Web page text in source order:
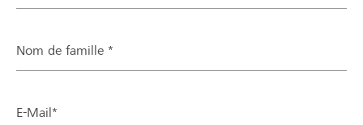
Nom de famille *
E-Mail*